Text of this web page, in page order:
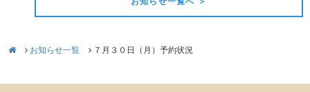
お知らせ一覧 ７月３０日（月）予約状況